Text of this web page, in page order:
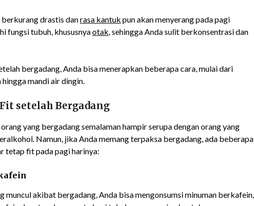
drastis danrasa kantuk pun akan menyerang pada pagi
fungsi tubuh, khususnyaotak , sehingga Anda sulit berkonsentrasi dan
bergadang, Anda bisa menerapkan beberapa cara, mulai dari
mandi air dingin.
setelah Bergadang
yang bergadang semalaman hampir serupa dengan orang yang
Namun, jika Anda memang terpaksa bergadang, ada beberapa
tetap fit pada pagi harinya:
muncul akibat bergadang, Anda bisa mengonsumsi minuman berkafein,